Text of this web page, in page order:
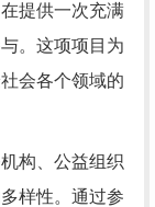
提供一次充满
。这项项目为
会各个领域的
构、公益组织
样性。通过参